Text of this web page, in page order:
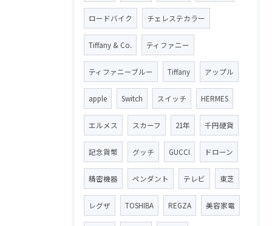
ロードバイク チェレステカラー
Tiffany & Co. ティファニー
ティファニーブルー Tiffany アップル
apple Switch スイッチ HERMES
エルメス スカーフ 21年 千円硬貨
記念貨幣 グッチ GUCCI ドローン
精密機器 ペンダント テレビ 東芝
レグザ TOSHIBA REGZA 美容家電